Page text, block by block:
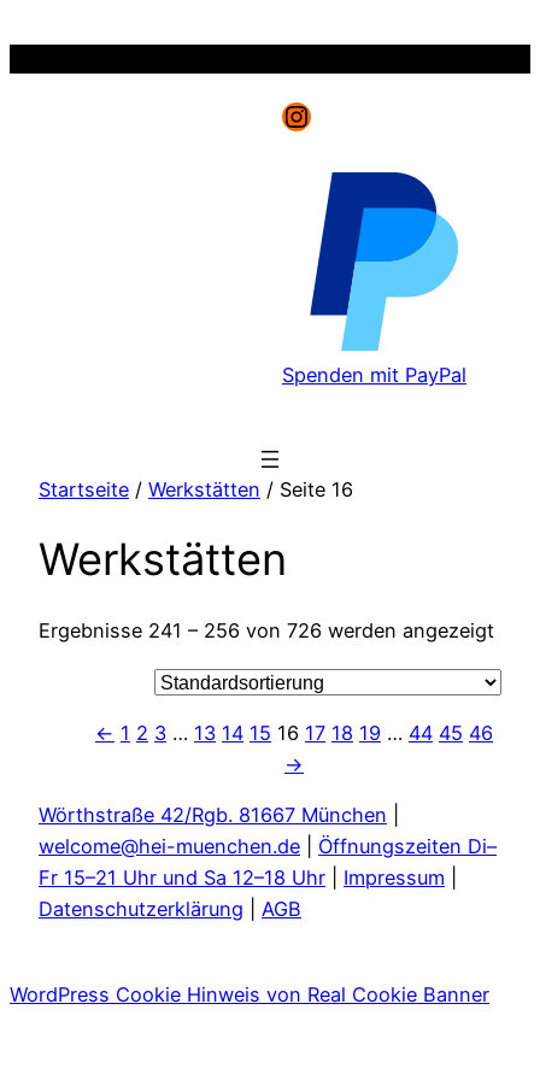
Instagram
Spenden mit PayPal
Startseite / Werkstätten / Seite 16
Werkstätten
Ergebnisse 241 – 256 von 726 werden angezeigt
← 1 2 3 … 13 14 15 16 17 18 19 … 44 45 46
→
Wörthstraße 42/Rgb. 81667 München
welcome@hei-muenchen.de
Öffnungszeiten Di–
Fr 15–21 Uhr und Sa 12–18 Uhr
Impressum
Datenschutzerklärung
AGB
WordPress Cookie Hinweis von Real Cookie Banner